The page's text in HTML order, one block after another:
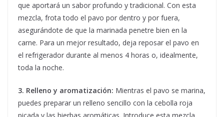
que aportará un sabor profundo y tradicional. Con esta
mezcla, frota todo el pavo por dentro y por fuera,
asegurándote de que la marinada penetre bien en la
carne. Para un mejor resultado, deja reposar el pavo en
el refrigerador durante al menos 4 horas o, idealmente,
toda la noche.
3. Relleno y aromatización: Mientras el pavo se marina,
puedes preparar un relleno sencillo con la cebolla roja